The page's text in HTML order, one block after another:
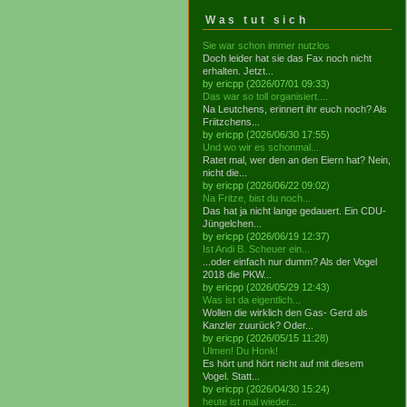
Was tut sich
Sie war schon immer nutzlos
Doch leider hat sie das Fax noch nicht
erhalten. Jetzt...
by ericpp (2026/07/01 09:33)
Das war so toll organisiert....
Na Leutchens, erinnert ihr euch noch? Als
Friitzchens...
by ericpp (2026/06/30 17:55)
Und wo wir es schonmal...
Ratet mal, wer den an den Eiern hat? Nein,
nicht die...
by ericpp (2026/06/22 09:02)
Na Fritze, bist du noch...
Das hat ja nicht lange gedauert. Ein CDU-
Jüngelchen...
by ericpp (2026/06/19 12:37)
Ist Andi B. Scheuer ein...
...oder einfach nur dumm? Als der Vogel
2018 die PKW...
by ericpp (2026/05/29 12:43)
Was ist da eigentlich...
Wollen die wirklich den Gas- Gerd als
Kanzler zuurück? Oder...
by ericpp (2026/05/15 11:28)
Ulmen! Du Honk!
Es hört und hört nicht auf mit diesem
Vogel. Statt...
by ericpp (2026/04/30 15:24)
heute ist mal wieder...